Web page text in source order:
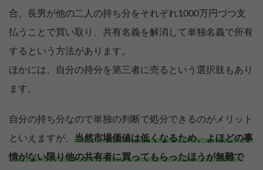
合、長男が他の二人の持ち分をそれぞれ1000万円づつ支
払うことで買い取り、共有名義を解消して単独名義で所有
するという方法があります。
ほかには、自分の持分を第三者に売るという選択肢もあり
ます。
自分の持ち分なので単独の判断で処分できるのがメリット
といえますが、 当然市場価値は低くなるため、よほどの事
情がない限り他の共有者に買ってもらったほうが無難で